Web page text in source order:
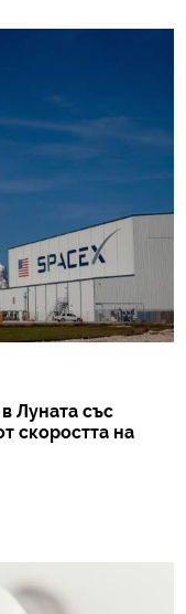
Луната със
скоростта на